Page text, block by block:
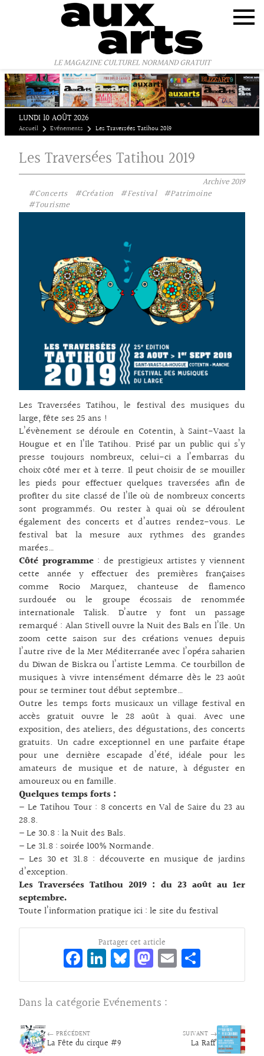
LE MAGAZINE CULTUREL NORMAND GRATUIT
LUNDI 10 AOÛT 2026
Accueil Evénements Les Traversées Tatihou 2019
Les Traversées Tatihou 2019
Archive2019
#Concerts
#Création #Festival
#Patrimoine
#Tourisme
Les Traversées Tatihou, le festival des musiques du
large, fête ses 25 ans !
L’évènement se déroule en Cotentin, à Saint-Vaast la
Hougue et en l’île Tatihou. Prisé par un public qui s’y
presse toujours nombreux, celui-ci a l’embarras du
choix côté mer et à terre. Il peut choisir de se mouiller
les pieds pour effectuer quelques traversées afin de
profiter du site classé de l’île où de nombreux concerts
sont programmés. Ou rester à quai où se déroulent
également des concerts et d’autres rendez-vous. Le
festival bat la mesure aux rythmes des grandes
marées…
Côté programme: de prestigieux artistes y viennent
cette année y effectuer des premières françaises
comme Rocio Marquez, chanteuse de flamenco
surdouée ou le groupe écossais de renommée
internationale Talisk. D’autre y font un passage
remarqué : Alan Stivell ouvre la Nuit des Bals en l’île. Un
zoom cette saison sur des créations venues depuis
l’autre rive de la Mer Méditerranée avec l’opéra saharien
du Diwan de Biskra ou l’artiste Lemma. Ce tourbillon de
musiques à vivre intensément démarre dès le 23 août
pour se terminer tout début septembre…
Outre les temps forts musicaux un village festival en
accès gratuit ouvre le 28 août à quai. Avec une
exposition, des ateliers, des dégustations, des concerts
gratuits. Un cadre exceptionnel en une parfaite étape
pour une dernière escapade d’été, idéale pour les
amateurs de musique et de nature, à déguster en
amoureux ou en famille.
Quelques temps forts :
– Le Tatihou Tour : 8 concerts en Val de Saire du 23 au
28.8.
– Le 30.8 : la Nuit des Bals.
– Le 31.8 : soirée 100% Normande.
– Les 30 et 31.8 : découverte en musique de jardins
d’exception.
Les Traversées Tatihou 2019 : du 23 août au 1er
septembre.
Toute l’information pratique ici : le site du festival
Partager cet article
Fa
ce
bo
o
k
Li
n
ke
dI
n
Bl
ue
sk
y
M
as
to
d
E
m rt
Dans la catégorie Evénements :
← PRÉCÉDENT
La Fête du cirque #9
SUIVANT →
La Raff’
Panneau de gestion des cookies